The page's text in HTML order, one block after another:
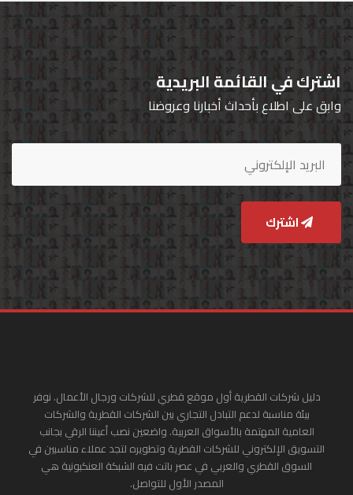
اشترك في القائمة البريدية
وابق على اطلاع بأحداث أخبارنا وعروضنا
اشترك
دليل شركات القطرية أول موقع قطري للشركات ورجال الأعمال. نوفر
بيئة مناسبة لدعم التبادل التجاري بين الشركات القطرية والشركات
العامية المهتمة بالأسواق العربية. واضعين نصب أعيننا الرقي بجانب
التسويق الإلكتروني للشركات القطرية وتطويره لتجد عملاء مناسبين في
السوق القطري والعربي في عصر باتت فيه الشبكة العنكبونية هي
المصدر الأول للتواصل.